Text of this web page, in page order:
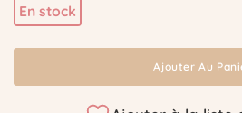
En stock
Ajouter Au